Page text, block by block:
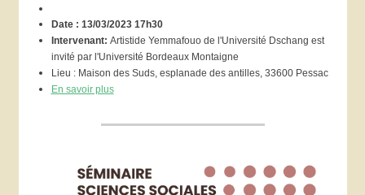
Date : 13/03/2023 17h30
Intervenant: Artistide Yemmafouo de l'Université Dschang est
invité par l'Université Bordeaux Montaigne
Lieu : Maison des Suds, esplanade des antilles, 33600 Pessac
En savoir plus